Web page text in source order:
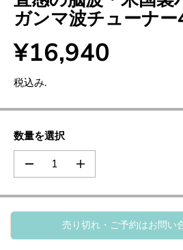
ガンマ波チューナ
通
常
格
¥16,940
売
り
れ
ご
約
い
税込み.
数量を選択
数
量
す
の
数
量
増
や
す
売り切れ・ご予約はお問い